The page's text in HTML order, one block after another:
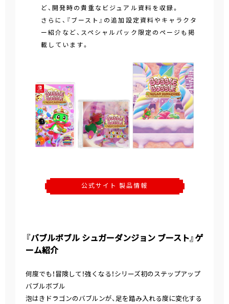
ど、開発時の貴重なビジュアル資料を収録。
さらに、『ブースト』の追加設定資料やキャラクタ
ー紹介など、スペシャルパック限定のページも掲
載しています。
公式サイト 製品情報
『バブルボブル シュガーダンジョン ブースト』ゲ
ーム紹介
――何度でも！冒険して！強くなる！シリーズ初のステップアップ
バブルボブル
泡はきドラゴンのバブルンが、足を踏み入れる度に変化する